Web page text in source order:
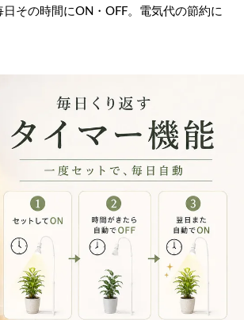
日その時間にON・OFF。電気代の節約に